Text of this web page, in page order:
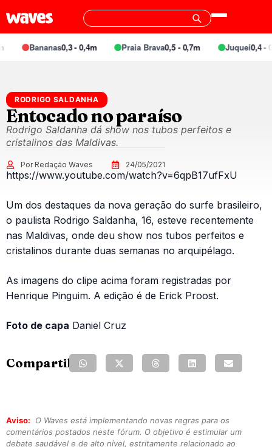
Bananas0,3 - 0,4m Praia Brava0,5 - 0,7m Juquei0,4 -
RODRIGO SALDANHA
Entocado no paraíso
Rodrigo Saldanha dá show nos tubos perfeitos e
cristalinos das Maldivas.
Por Redação Waves 24/05/2021
https://www.youtube.com/watch?v=6qpB17ufFxU
Um dos destaques da nova geração do surfe brasileiro,
o paulista Rodrigo Saldanha, 16, esteve recentemente
nas Maldivas, onde deu show nos tubos perfeitos e
cristalinos durante duas semanas no arquipélago.
As imagens do clipe acima foram registradas por
Henrique Pinguim. A edição é de Erick Proost.
Foto de capa Daniel Cruz
Compartilhe:
Aviso:
O Waves está implementando novas regras para os
comentários postados neste fórum. O objetivo é estimular um
debate saudável e de alto nível, estritamente relacionado ao